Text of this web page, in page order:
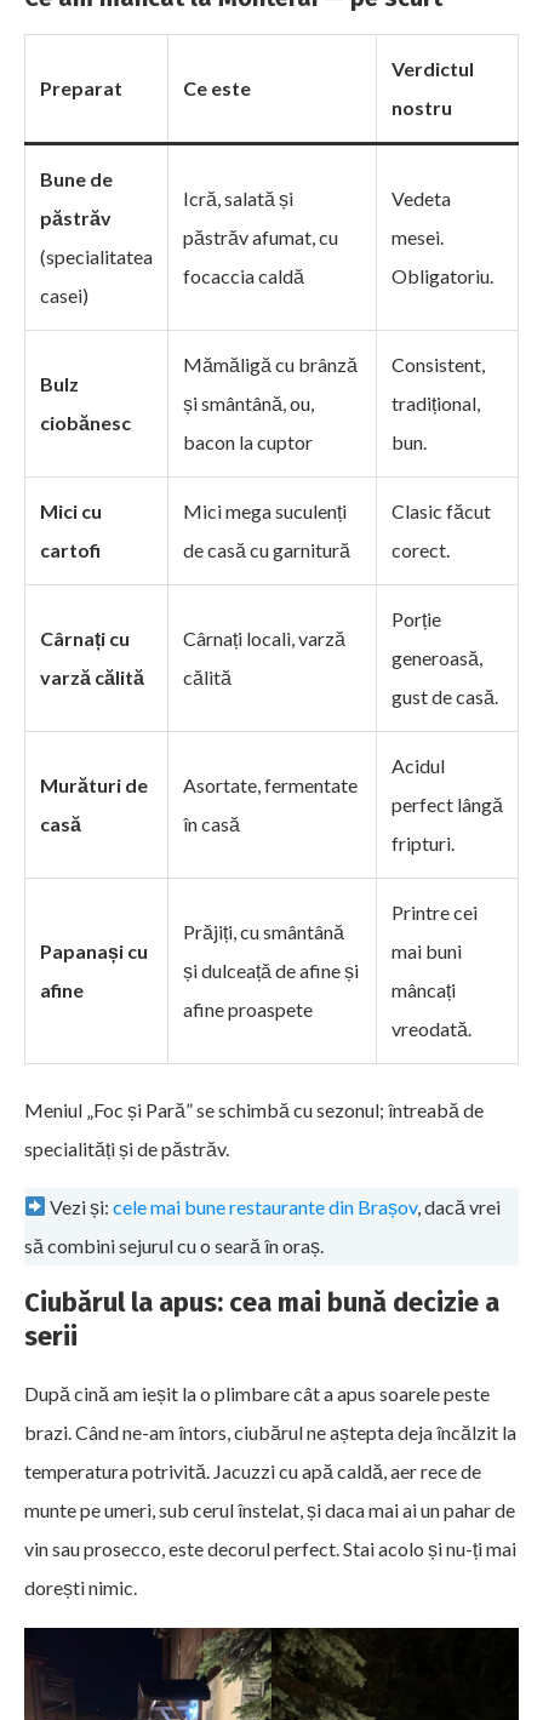
Preparat Ce este
Verdictul
nostru
Bune de
păstrăv
(specialitatea
casei)
Icră, salată și
păstrăv afumat, cu
focaccia caldă
Vedeta
mesei.
Obligatoriu.
Bulz
ciobănesc
Mămăligă cu brânză
și smântână, ou,
bacon la cuptor
Consistent,
tradițional,
bun.
Mici cu
cartofi
Mici mega suculenți
de casă cu garnitură
Clasic făcut
corect.
Cârnați cu
varză călită
Cârnați locali, varză
călită
Porție
generoasă,
gust de casă.
Murături de
casă
Asortate, fermentate
în casă
Acidul
perfect lângă
fripturi.
Papanași cu
afine
Prăjiți, cu smântână
și dulceață de afine și
afine proaspete
Printre cei
mai buni
mâncați
vreodată.
Meniul „Foc și Pară” se schimbă cu sezonul; întreabă de
specialități și de păstrăv.
Vezi și:cele mai bune restaurante din Brașov, dacă vrei
să combini sejurul cu o seară în oraș.
Ciubărul la apus: cea mai bună decizie a
serii
După cină am ieșit la o plimbare cât a apus soarele peste
brazi. Când ne-am întors, ciubărul ne aștepta deja încălzit la
temperatura potrivită. Jacuzzi cu apă caldă, aer rece de
munte pe umeri, sub cerul înstelat, și daca mai ai un pahar de
vin sau prosecco, este decorul perfect. Stai acolo și nu-ți mai
dorești nimic.